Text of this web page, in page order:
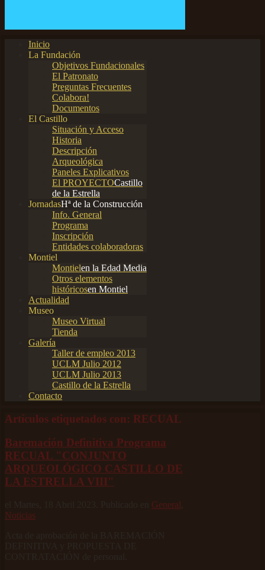
Inicio
La Fundación
Objetivos Fundacionales
El Patronato
Preguntas Frecuentes
Colabora!
Documentos
El Castillo
Situación y Acceso
Historia
Descripción
Arqueológica
Paneles Explicativos
El PROYECTOCastillo
de la Estrella
JornadasHª de la Construcción
Info. General
Programa
Inscripción
Entidades colaboradoras
Montiel
Montielen la Edad Media
Otros elementos
históricosen Montiel
Actualidad
Museo
Museo Virtual
Tienda
Galería
Taller de empleo 2013
UCLM Julio 2012
UCLM Julio 2013
Castillo de la Estrella
Contacto
Artículos etiquetados con: RECUAL
Baremación Definitiva Programa
RECUAL "CONJUNTO
ARQUEOLÓGICO CASTILLO DE
LA ESTRELLA VIII"
General
Noticias